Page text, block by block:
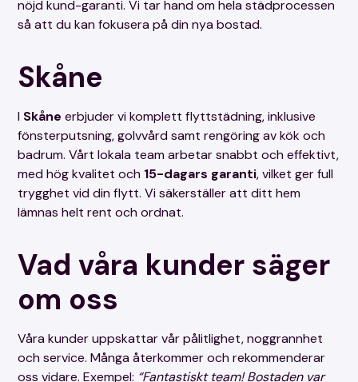
nöjd kund-garanti. Vi tar hand om hela städprocessen
så att du kan fokusera på din nya bostad.
Skåne
I Skåne erbjuder vi komplett flyttstädning, inklusive
fönsterputsning, golvvård samt rengöring av kök och
badrum. Vårt lokala team arbetar snabbt och effektivt,
med hög kvalitet och 15-dagars garanti, vilket ger full
trygghet vid din flytt. Vi säkerställer att ditt hem
lämnas helt rent och ordnat.
Vad våra kunder säger
om oss
Våra kunder uppskattar vår pålitlighet, noggrannhet
och service. Många återkommer och rekommenderar
oss vidare. Exempel: “Fantastiskt team! Bostaden var